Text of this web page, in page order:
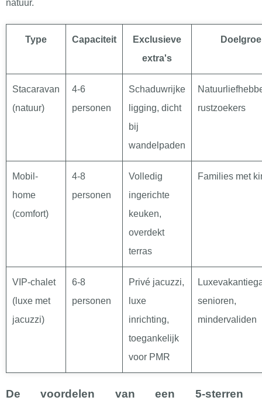
natuur.
Type Capaciteit
Exclusieve
extra's
Stacaravan
(natuur)
4-6
personen
Schaduwrijke
ligging, dicht
bij
wandelpaden
rustzoekers
Mobil-
home
(comfort)
4-8
personen
Volledig
ingerichte
keuken,
overdekt
terras
Families met
VIP-chalet
(luxe met
jacuzzi)
6-8
personen
Privé jacuzzi,
luxe
inrichting,
toegankelijk
voor PMR
senioren,
mindervaliden
De voordelen van een 5-sterren